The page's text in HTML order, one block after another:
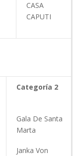
CASA
CAPUTI
Categoría 2
Gala De Santa
Marta
Janka Von